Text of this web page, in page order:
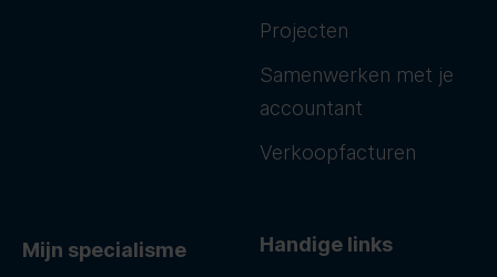
Projecten
Samenwerken met je
accountant
Verkoopfacturen
Mijn specialisme Handige links